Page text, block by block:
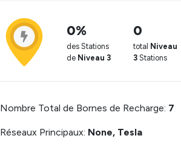
0%
des Stations
de Niveau 3
0
total Niveau
3 Stations
Nombre Total de Bornes de Recharge: 7
Réseaux Principaux: None, Tesla